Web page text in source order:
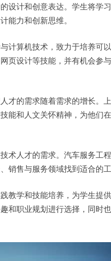
设计和创意表达。学生将学
能力和创新思维。
计算机技术，致力于培养可
页设计等技能，并有机会参
才的需求随着需求的增长。
能和人文关怀精神，为他们
术人才的需求。汽车服务工
销售与服务领域找到适合的工
教学和技能培养，为学生提
和职业规划进行选择，同时